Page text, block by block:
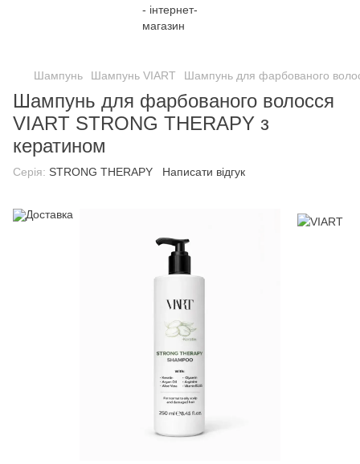
Шампунь Шампунь VIART Шампунь для фарбованого
Шампунь для фарбованого волосся
VIART STRONG THERAPY з
кератином
Серія: STRONG THERAPY Написати відгук